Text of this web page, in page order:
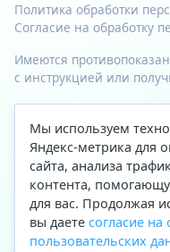
Политика обработки
Согласие на обработку
Имеются
с инструкцией или
© 2023—2026 Все
Адрес
Архангельск, ул.
автоцентра «Тойота»)
Приемная Генерального
Мы используем
Яндекс-метрика для
сайта, анализа
контента,
для вас. Продолжая
вы даете согласие на
пользовательских